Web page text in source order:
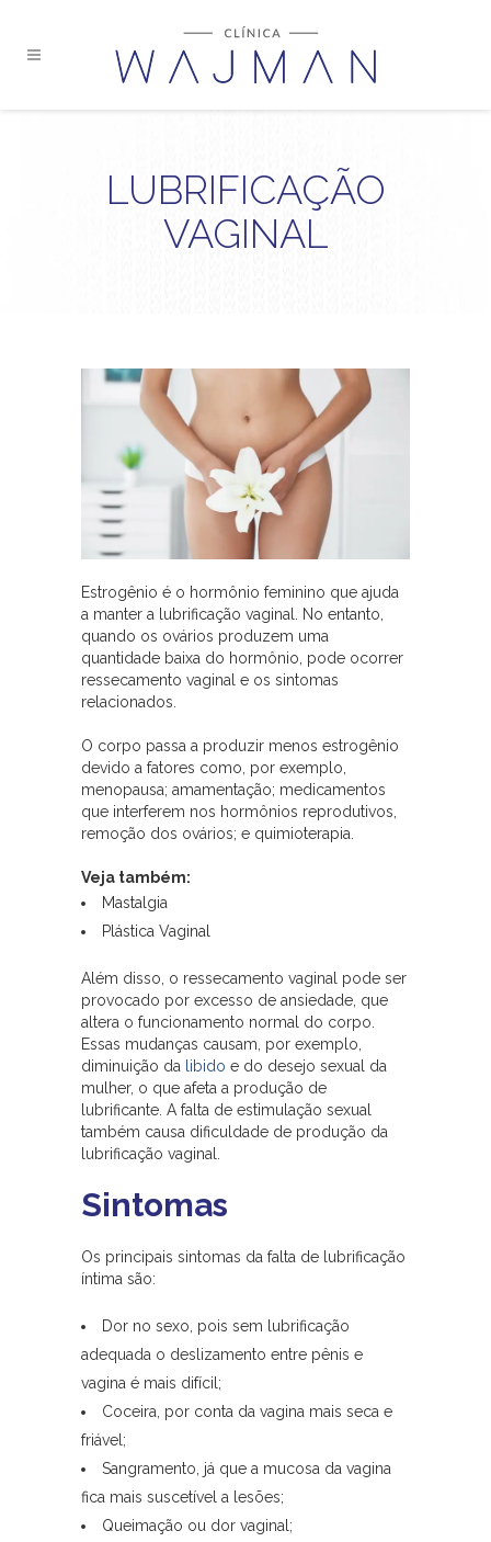
LUBRIFICAÇÃO
VAGINAL
Estrogênio é o hormônio feminino que ajuda
a manter a lubrificação vaginal. No entanto,
quando os ovários produzem uma
quantidade baixa do hormônio, pode ocorrer
ressecamento vaginal e os sintomas
relacionados.
O corpo passa a produzir menos estrogênio
devido a fatores como, por exemplo,
menopausa; amamentação; medicamentos
que interferem nos hormônios reprodutivos,
remoção dos ovários; e quimioterapia.
Veja também:
Mastalgia
Plástica Vaginal
Além disso, o ressecamento vaginal pode ser
provocado por excesso de ansiedade, que
altera o funcionamento normal do corpo.
Essas mudanças causam, por exemplo,
diminuição da libido e do desejo sexual da
mulher, o que afeta a produção de
lubrificante. A falta de estimulação sexual
também causa dificuldade de produção da
lubrificação vaginal.
Sintomas
Os principais sintomas da falta de lubrificação
íntima são:
Dor no sexo, pois sem lubrificação
adequada o deslizamento entre pênis e
vagina é mais difícil;
Coceira, por conta da vagina mais seca e
friável;
Sangramento, já que a mucosa da vagina
fica mais suscetível a lesões;
Queimação ou dor vaginal;